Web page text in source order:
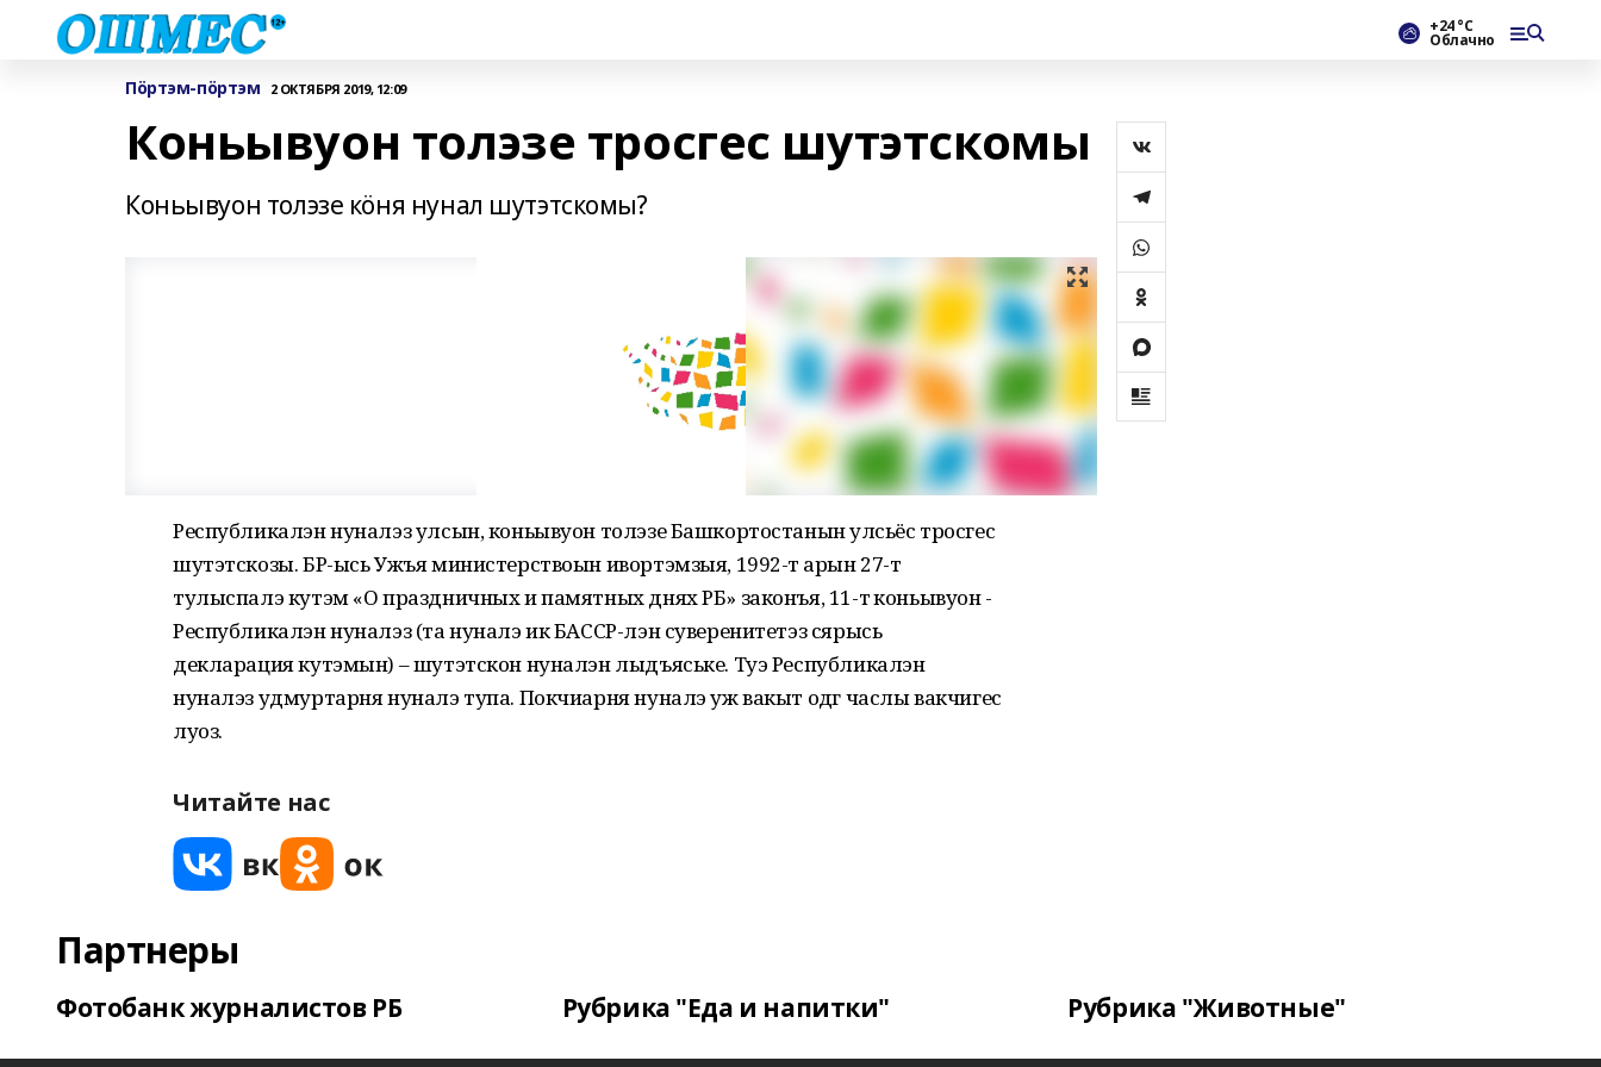
+24 °С
Облачно
Пӧртэм-пӧртэм 2 ОКТЯБРЯ 2019, 12:09
Коньывуон толэзе тросгес шутэтскомы
Коньывуон толэзе кӧня нунал шутэтскомы?
Республикалэн нуналэз улсын, коньывуон толэзе Башкортостанын улӥсьёс тросгес
шутэтскозы. БР-ысь Ужъя министерствоын ивортэмзыя, 1992-тӥ арын 27-тӥ
тулыспалэ кутэм «О праздничных и памятных днях РБ» законъя, 11-тӥ коньывуон -
Республикалэн нуналэз (та нуналэ ик БАССР-лэн суверенитетэз сярысь
декларация кутэмын) – шутэтскон нуналэн лыдъяське. Туэ Республикалэн
нуналэз удмуртарня нуналэ тупа. Покчиарня нуналэ уж вакыт одӥг часлы вакчигес
луоз.
Читайте нас
Партнеры
Фотобанк журналистов РБ Рубрика "Еда и напитки" Рубрика "Животные"